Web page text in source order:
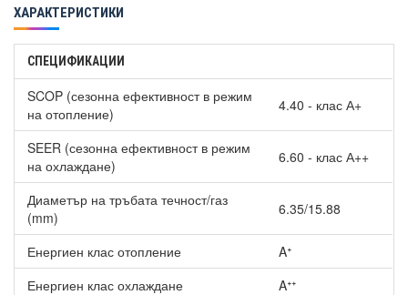
Неговата охлаждаща система работи при екстремно ниски
външни температури. Може да се използва за помещения с
необходимост от целогодишно технологично охлаждане.
Йонизатор
Йонизаторът насища въздуха с полезни йони, освен това
премахва неприятни миризми и унищожава над 90% от
бактериите.
Вентилаторът на вътрешното тяло продължава да работи за
известно време след изключване в режим “Охлаждане”, за да
предпази топлообменника от натрупване на влага, а
климатика от образуване на мухъл и плесен.
ХАРАКТЕРИСТИКИ
СПЕЦИФИКАЦИИ
SCOP (сезонна ефективност в режим
на отопление)
4.40 - клас А+
SEER (сезонна ефективност в режим
на охлаждане)
6.60 - клас А++
Диаметър на тръбата течност/газ
(mm)
6.35/15.88
Енергиен клас отопление
Aᐩ
Енергиен клас охлаждане
Aᐩᐩ